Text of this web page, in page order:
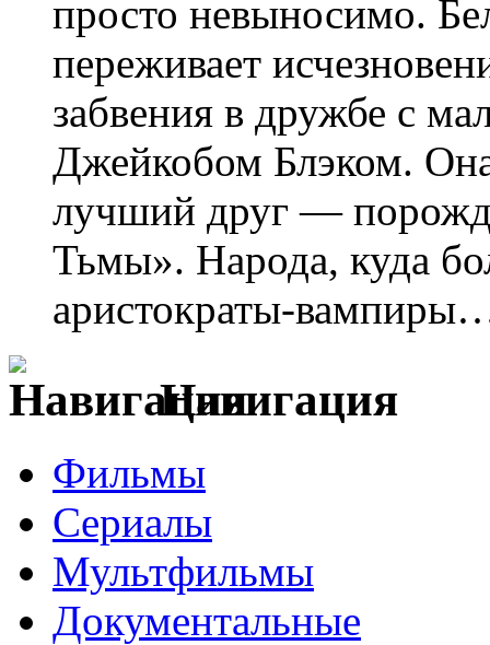
просто невыносимо.
переживает
забвения в дружбе с
Джейкобом Блэком. Она
лучший друг —
Тьмы». Народа, куда
аристократы-
Навигация
Фильмы
Сериалы
Мультфильмы
Документальные